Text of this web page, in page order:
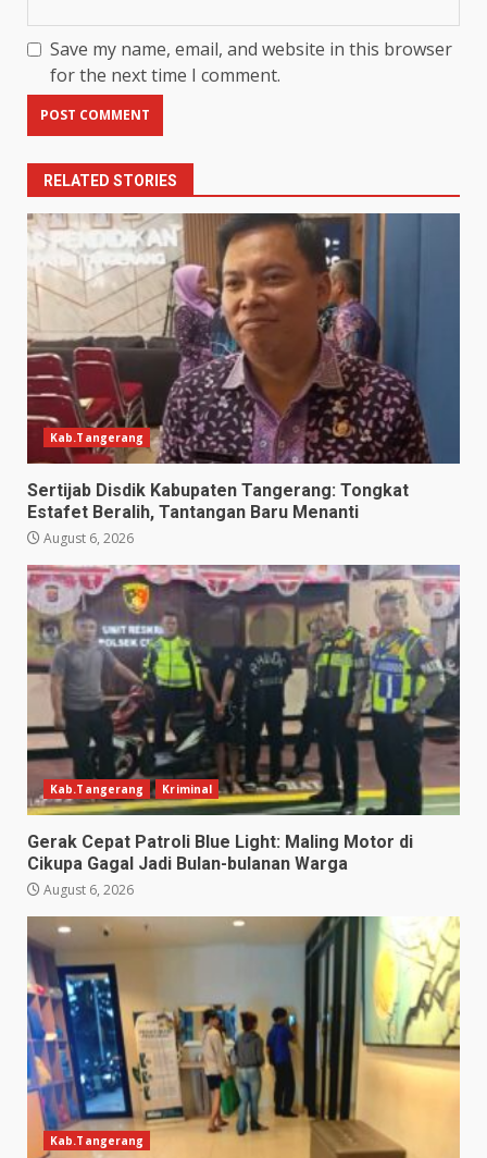
Save my name, email, and website in this browser
for the next time I comment.
RELATED STORIES
Kab.Tangerang
Sertijab Disdik Kabupaten Tangerang: Tongkat
Estafet Beralih, Tantangan Baru Menanti
August 6, 2026
Kab.Tangerang Kriminal
Gerak Cepat Patroli Blue Light: Maling Motor di
Cikupa Gagal Jadi Bulan-bulanan Warga
August 6, 2026
Kab.Tangerang